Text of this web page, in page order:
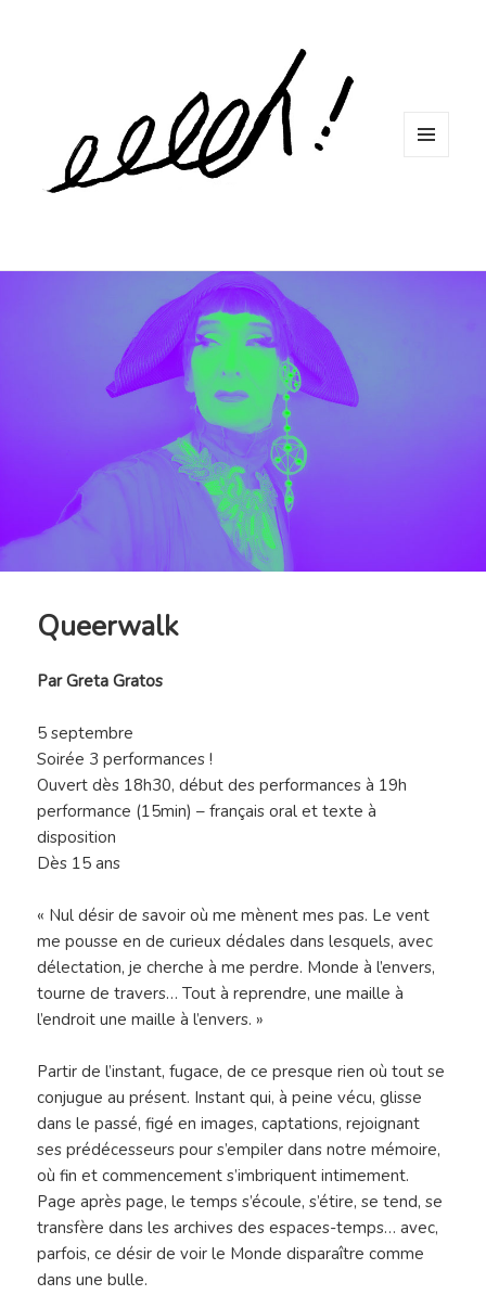
Queerwalk
Par Greta Gratos
5 septembre
Soirée 3 performances !
Ouvert dès 18h30, début des performances à 19h
performance (15min) – français oral et texte à
disposition
Dès 15 ans
« Nul désir de savoir où me mènent mes pas. Le vent
me pousse en de curieux dédales dans lesquels, avec
délectation, je cherche à me perdre. Monde à l’envers,
tourne de travers… Tout à reprendre, une maille à
l’endroit une maille à l’envers. »
Partir de l’instant, fugace, de ce presque rien où tout se
conjugue au présent. Instant qui, à peine vécu, glisse
dans le passé, figé en images, captations, rejoignant
ses prédécesseurs pour s’empiler dans notre mémoire,
où fin et commencement s’imbriquent intimement.
Page après page, le temps s’écoule, s’étire, se tend, se
transfère dans les archives des espaces-temps… avec‚
parfois‚ ce désir de voir le Monde disparaître comme
dans une bulle.